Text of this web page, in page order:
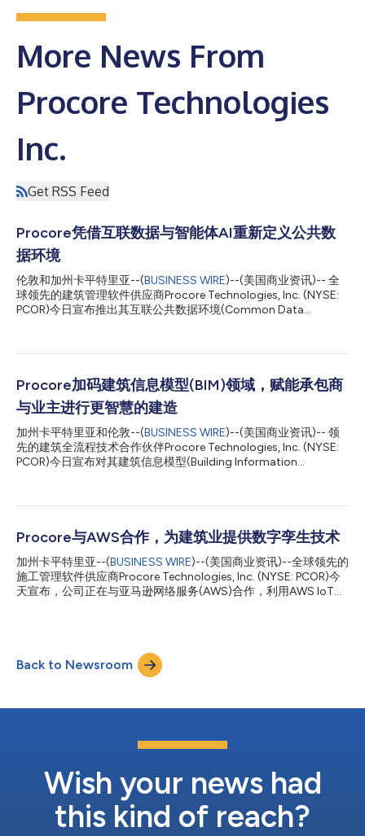
More News From
Procore Technologies
Inc.
Get RSS Feed
Procore凭借互联数据与智能体AI重新定义公共数
据环境
伦敦和加州卡平特里亚--(BUSINESS WIRE)--(美国商业资讯)-- 全
球领先的建筑管理软件供应商Procore Technologies, Inc. (NYSE:
PCOR)今日宣布推出其互联公共数据环境(Common Data
流中捕捉凭证，以帮助确保数字化记录与工地实际情况保持一致。
作用。 在这样一个由于信息碎片化而持续减缓决策速度、并导致
高昂延误成本的行业中，互联数据正日益成为顶尖企业的核心竞争
力。来自Dodge Construction Network*的最新研究发现，拥有
经优化数据管理实践的企业，其生产率最高可提升23%，在使用相
同资源的情况下可多管理27.8%的建筑体量，并将项目延误减少6
天以上。这些企业还报告了高达40%的整体业绩增长，凸显了为
什么一个可信的数据基石正在成为引入AI、提高运营效率以及最终
Procore加码建筑信息模型(BIM)领域，赋能承包商
与业主进行更智慧的建造
加州卡平特里亚和伦敦--(BUSINESS WIRE)--(美国商业资讯)-- 领
先的建筑全流程技术合作伙伴Procore Technologies, Inc. (NYSE:
PCOR)今日宣布对其建筑信息模型(Building Information
商充分释放BIM价值，简化协同流程，并在Procore平台上实现关键
和市政基础设施项目等有着复杂数据需求的全球大型项目增多的推
模型的能力有限，BIM数据的全部潜力往往未能充分释放。
Procore产品与技术总裁Steve Davis表示：“我们很高兴将
Novorender和FlyPaper的一流BIM解决方案融入Procore平台。BIM
Procore与AWS合作，为建筑业提供数字孪生技术
加州卡平特里亚--(BUSINESS WIRE)--(美国商业资讯)--全球领先的
施工管理软件供应商Procore Technologies, Inc. (NYSE: PCOR)今
天宣布，公司正在与亚马逊网络服务(AWS)合作，利用AWS IoT
利益相关者。AWS IoT TwinMaker将Procore的设计和施工数据整
合到运营数据。Procore项目所有者将能够利用TwinMaker将
Procore的竣工信息与实时数据源结合在一起，从而把施工信息的
组合资产的生命周期分析。 Procore业主业务产品总监Tiffany
80%的生命周期成本发生运营阶段。通过这种合作关系，我们可
以在项目运营阶段利用Procore的施工过程数据，帮助业主降低成
Back to Newsroom
Wish your news had
this kind of reach?